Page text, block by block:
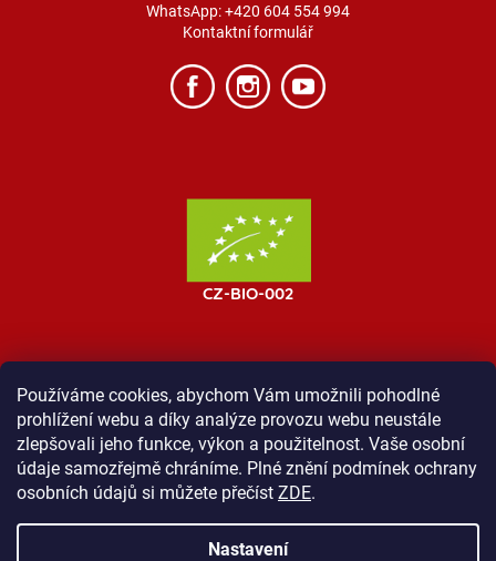
Používáme cookies, abychom Vám umožnili pohodlné
prohlížení webu a díky analýze provozu webu neustále
zlepšovali jeho funkce, výkon a použitelnost. Vaše osobní
údaje samozřejmě chráníme. Plné znění podmínek ochrany
osobních údajů si můžete přečíst ZDE.
Nastavení
WhatsApp:+420 604 554 994
Kontaktní formulář
MOST ProTibet Vše o nákupu
Obchodní podmínky
Zásady ochrany osobních údajů
Kontakt
Vytvořil Shoptet